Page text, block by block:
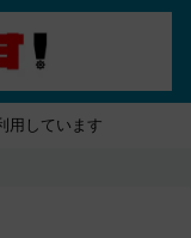
用しています